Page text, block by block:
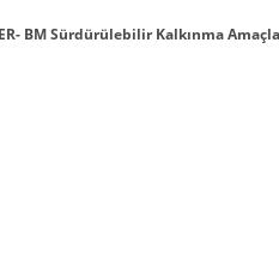
BM Sürdürülebilir Kalkınma